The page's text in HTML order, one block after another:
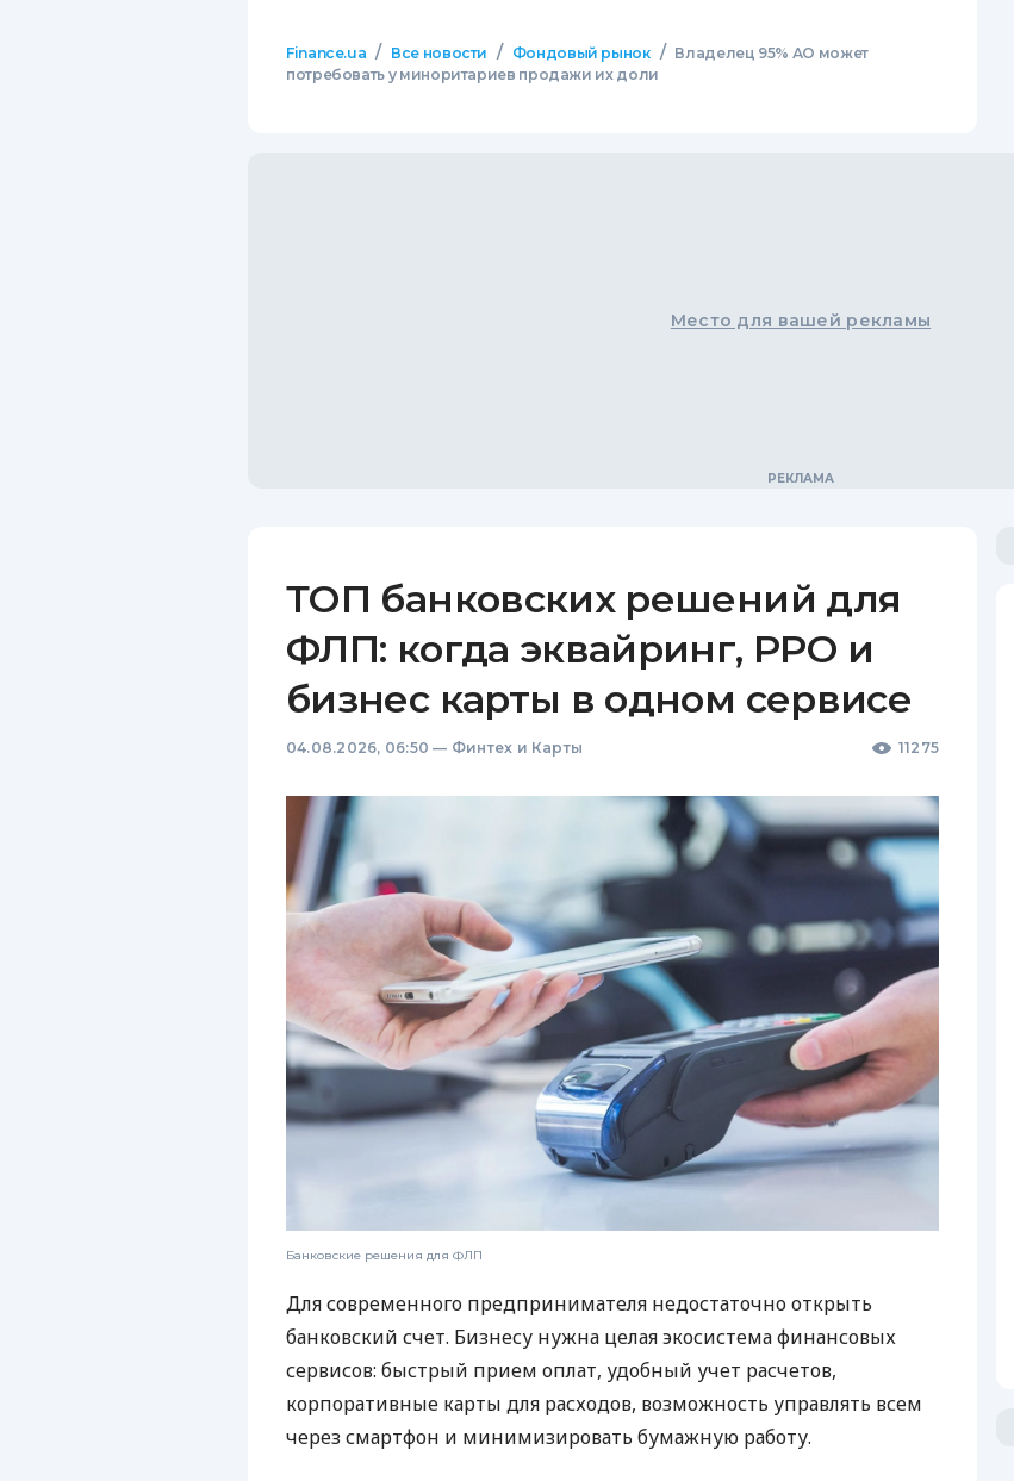
Finance.ua / Все новости / Фондовый рынок / Владелец 95% АО может
потребовать у миноритариев продажи их доли
Место для вашей рекламы
ТОП банковских решений для
ФЛП: когда эквайринг, РРО и
бизнес карты в одном сервисе
04.08.2026, 06:50 — Финтех и Карты 11275
Банковские решения для ФЛП
Для современного предпринимателя недостаточно открыть
банковский счет. Бизнесу нужна целая экосистема финансовых
сервисов: быстрый прием оплат, удобный учет расчетов,
корпоративные карты для расходов, возможность управлять всем
через смартфон и минимизировать бумажную работу.